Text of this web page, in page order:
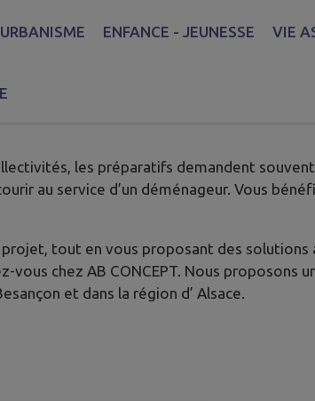
URBANISME ENFANCE - JEUNESSE VIE
les préparatifs demandent
au service d’un déménageur. Vous
tout en vous proposant des solutions
chez AB CONCEPT. Nous proposons
et dans la région d’ Alsace.